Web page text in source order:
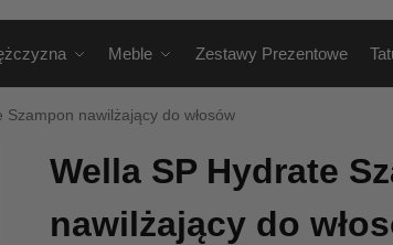
Meble Zestawy Prezentowe
Szampon nawilżający do włosów
Wella SP Hydrate
nawilżający do